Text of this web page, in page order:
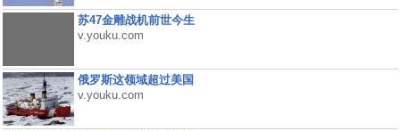
苏47金雕战机前世今生
v.youku.com
俄罗斯这领域超过美国
v.youku.com